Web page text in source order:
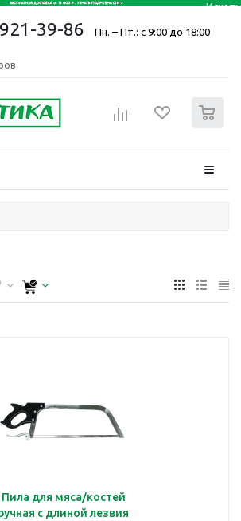
39-86 Пн. – Пт.: с 9:00 до 18:00
Пила для мяса/костей
с длиной лезвия